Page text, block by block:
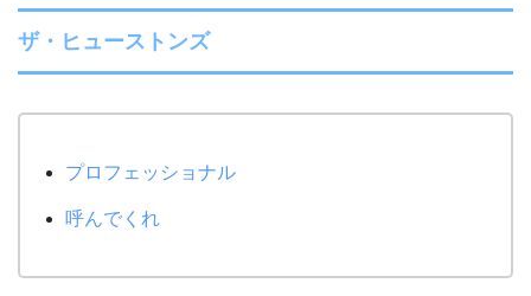
ザ・ヒューストンズ
プロフェッショナル
呼んでくれ